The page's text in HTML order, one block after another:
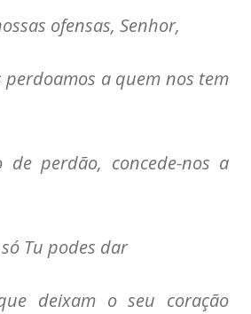
ofensas, Senhor,
perdoamos a quem nos tem
de perdão, concede-nos a
Tu podes dar
deixam o seu coração